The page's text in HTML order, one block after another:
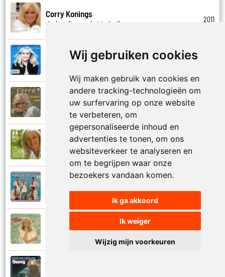
Wij gebruiken cookies
Wij maken gebruik van cookies en
andere tracking-technologieën om
uw surfervaring op onze website
te verbeteren, om
gepersonaliseerde inhoud en
advertenties te tonen, om ons
websiteverkeer te analyseren en
om te begrijpen waar onze
bezoekers vandaan komen.
Ik ga akkoord
Ik weiger
Wijzig mijn voorkeuren
Corry Konings
Je hoeft me niet te bellen
2011
Corry Konings
Je kan je leven nooit meer overdoen
Je moedertje
Corry Konings
Jij bent een zeeman